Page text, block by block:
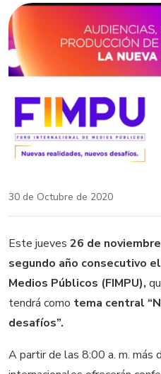
30 de Octubre de 2020
Este jueves 26 de
segundo año consecutivo
Medios Públicos (FIMPU),
tendrá como tema central
desafíos”.
A partir de las 8:00 a. m. más